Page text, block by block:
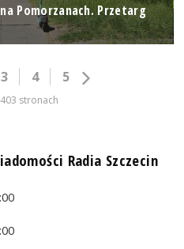
Pomorzanach. Przetarg
3 4 5
stronach
Radia Szczecin